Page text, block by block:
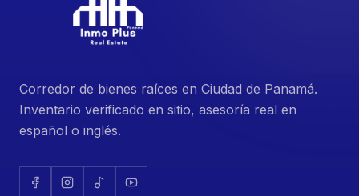
Corredor de bienes raíces en Ciudad de Panamá.
Inventario verificado en sitio, asesoría real en
español o inglés.